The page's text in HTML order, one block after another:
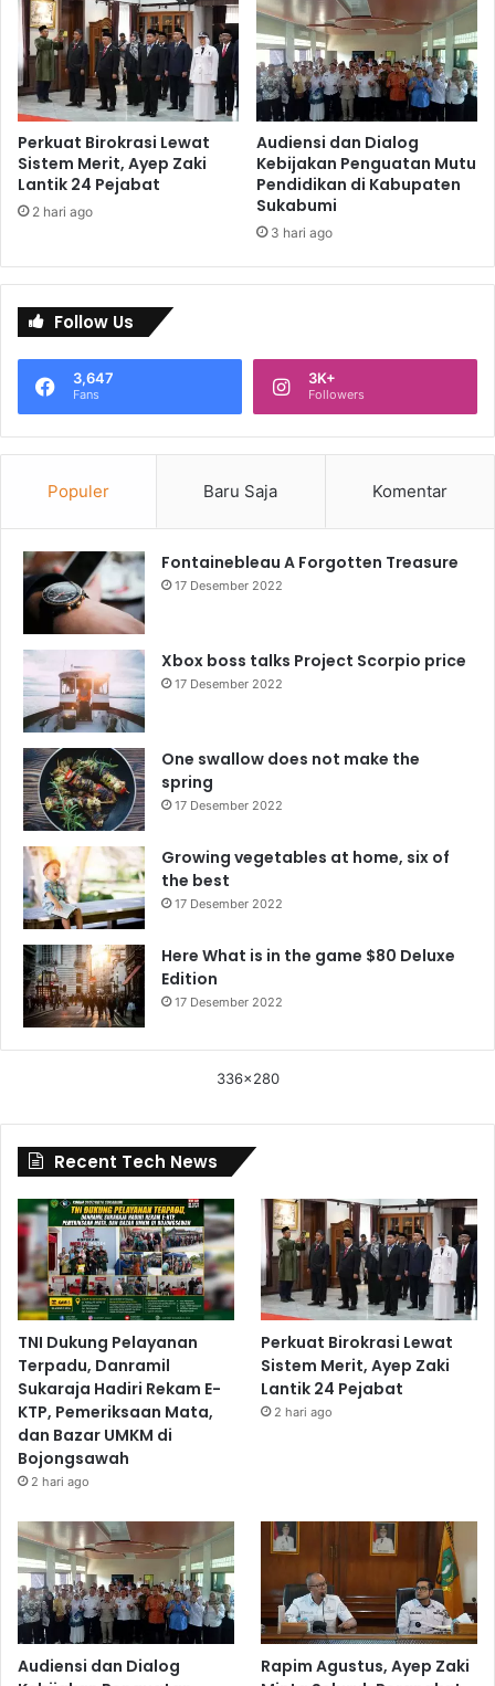
Perkuat Birokrasi Lewat
Sistem Merit, Ayep Zaki
Lantik 24 Pejabat
2 hari ago
Audiensi dan Dialog
Kebijakan Penguatan Mutu
Pendidikan di Kabupaten
Sukabumi
3 hari ago
Follow Us
3,647
Fans
3K+
Followers
Populer Baru Saja Komentar
Fontainebleau A Forgotten Treasure
17 Desember 2022
Xbox boss talks Project Scorpio price
17 Desember 2022
One swallow does not make the
spring
17 Desember 2022
Growing vegetables at home, six of
the best
17 Desember 2022
Here What is in the game $80 Deluxe
Edition
17 Desember 2022
336x280
Recent Tech News
TNI Dukung Pelayanan
Terpadu, Danramil
Sukaraja Hadiri Rekam E-
KTP, Pemeriksaan Mata,
dan Bazar UMKM di
Bojongsawah
2 hari ago
Perkuat Birokrasi Lewat
Sistem Merit, Ayep Zaki
Lantik 24 Pejabat
2 hari ago
Audiensi dan Dialog
Rapim Agustus, Ayep Zaki